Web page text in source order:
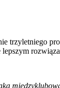
trzyletniego